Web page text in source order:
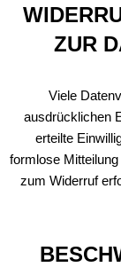
ZUR
Viele
ausdrücklichen
erteilte
formlose
zum Widerruf